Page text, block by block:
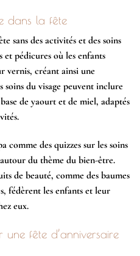
dans la fête
sans des activités et des soins
et pédicures où les enfants
vernis, créant ainsi une
soins du visage peuvent inclure
de yaourt et de miel, adaptés
comme des quizzes sur les soins
du thème du bien-être.
de beauté, comme des baumes
fédèrent les enfants et leur
eux.
une fête d’anniversaire